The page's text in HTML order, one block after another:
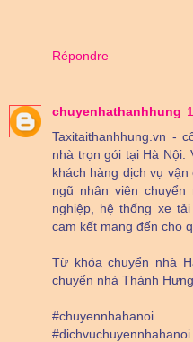
Répondre
chuyenhathanhhung
Taxitaithanhhung.vn -
nhà trọn gói tại Hà Nội.
khách hàng dịch vụ
ngũ nhân viên
nghiệp, hệ thống xe
cam kết mang đến cho
Từ khóa chuyển nhà
chuyển nhà Thành